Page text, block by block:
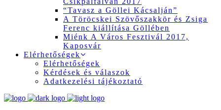
“Tavasz a Göllei Kácsalján”
A Töröcskei Szövőszakkör és Zsiga
Ferenc kiállítása Göllében
Miénk A Város Fesztivál 2017,
Kaposvár
Elérhetőségek
Elérhetőségek
Kérdések és válaszok
Adatkezelési tájékoztató